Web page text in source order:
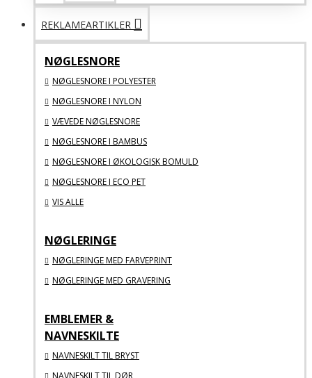
REKLAMEARTIKLER
NØGLESNORE
NØGLESNORE I POLYESTER
NØGLESNORE I NYLON
VÆVEDE NØGLESNORE
NØGLESNORE I BAMBUS
NØGLESNORE I ØKOLOGISK BOMULD
NØGLESNORE I ECO PET
VIS ALLE
NØGLERINGE
NØGLERINGE MED FARVEPRINT
NØGLERINGE MED GRAVERING
EMBLEMER &
NAVNESKILTE
NAVNESKILT TIL BRYST
NAVNESKILT TIL DØR